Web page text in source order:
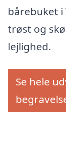
bårebuket i
trøst og
lejlighed.
Se hele